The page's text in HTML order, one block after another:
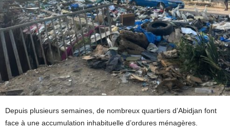
Depuis plusieurs semaines, de nombreux quartiers d’Abidjan font
face à une accumulation inhabituelle d’ordures ménagères.